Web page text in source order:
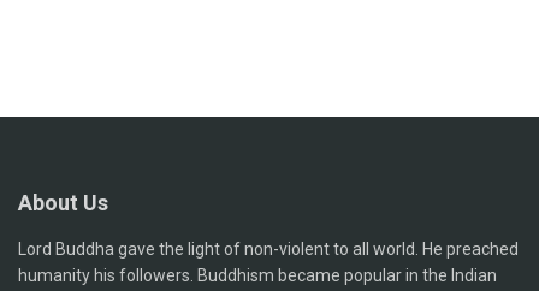
About Us
Lord Buddha gave the light of non-violent to all world. He preached
humanity his followers. Buddhism became popular in the Indian